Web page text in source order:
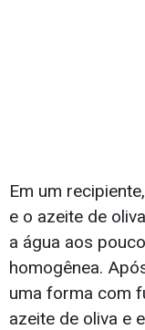
Em um
e o azeite de
a água aos
homogênea.
uma forma com
azeite de oliva e